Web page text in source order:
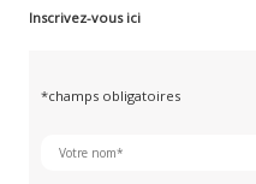
Inscrivez-vous ici
*champs obligatoires